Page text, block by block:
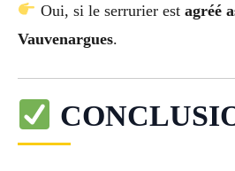
Oui, si le serrurier est agréé
Vauvenargues.